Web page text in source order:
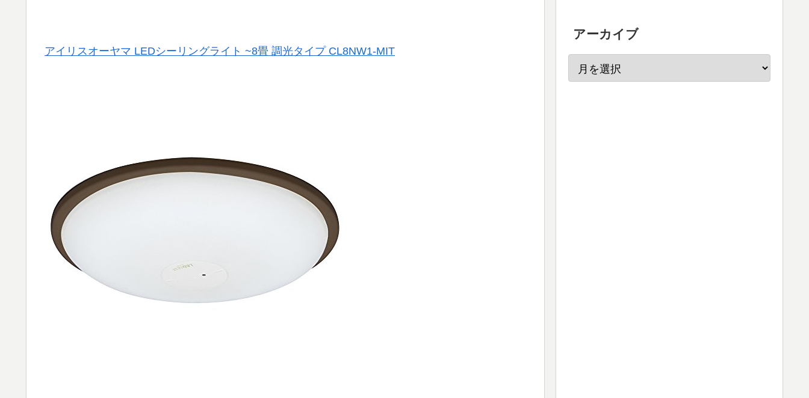
アイリスオーヤマ LEDシーリングライト ~8畳 調光タイプ CL8NW1-MIT
アーカイブ